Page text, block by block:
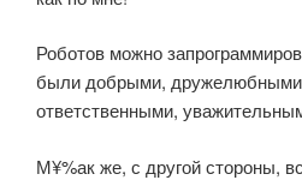
Роботов можно
были добрыми,
ответственными,
М¥%ак же, с другой стороны,